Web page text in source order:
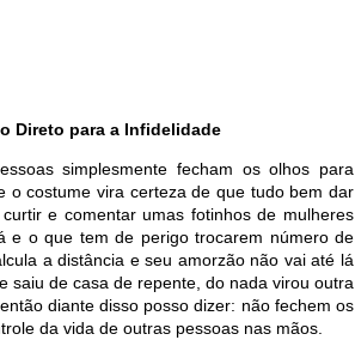
Direto para a Infidelidade
simplesmente fecham os olhos para
o costume vira certeza de que tudo bem dar
e comentar umas fotinhos de mulheres
e o que tem de perigo trocarem número de
a distância e seu amorzão não vai até lá
saiu de casa de repente, do nada virou outra
diante disso posso dizer: não fechem os
da vida de outras pessoas nas mãos.